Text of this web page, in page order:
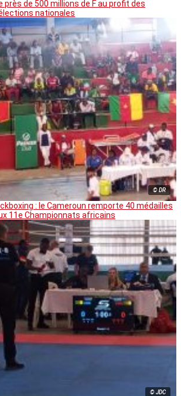
près de 500 millions de F au profit des
nationales
© DR
: le Cameroun remporte 40 médailles
11e Championnats africains
© JDC